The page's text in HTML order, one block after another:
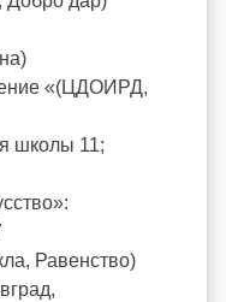
«(ЦДОИРД,
школы 11;
Равенство)